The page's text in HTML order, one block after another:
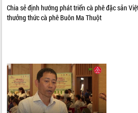
Chia sẻ định hướng phát triển cà phê đặc sản
thưởng thức cà phê Buôn Ma Thuột